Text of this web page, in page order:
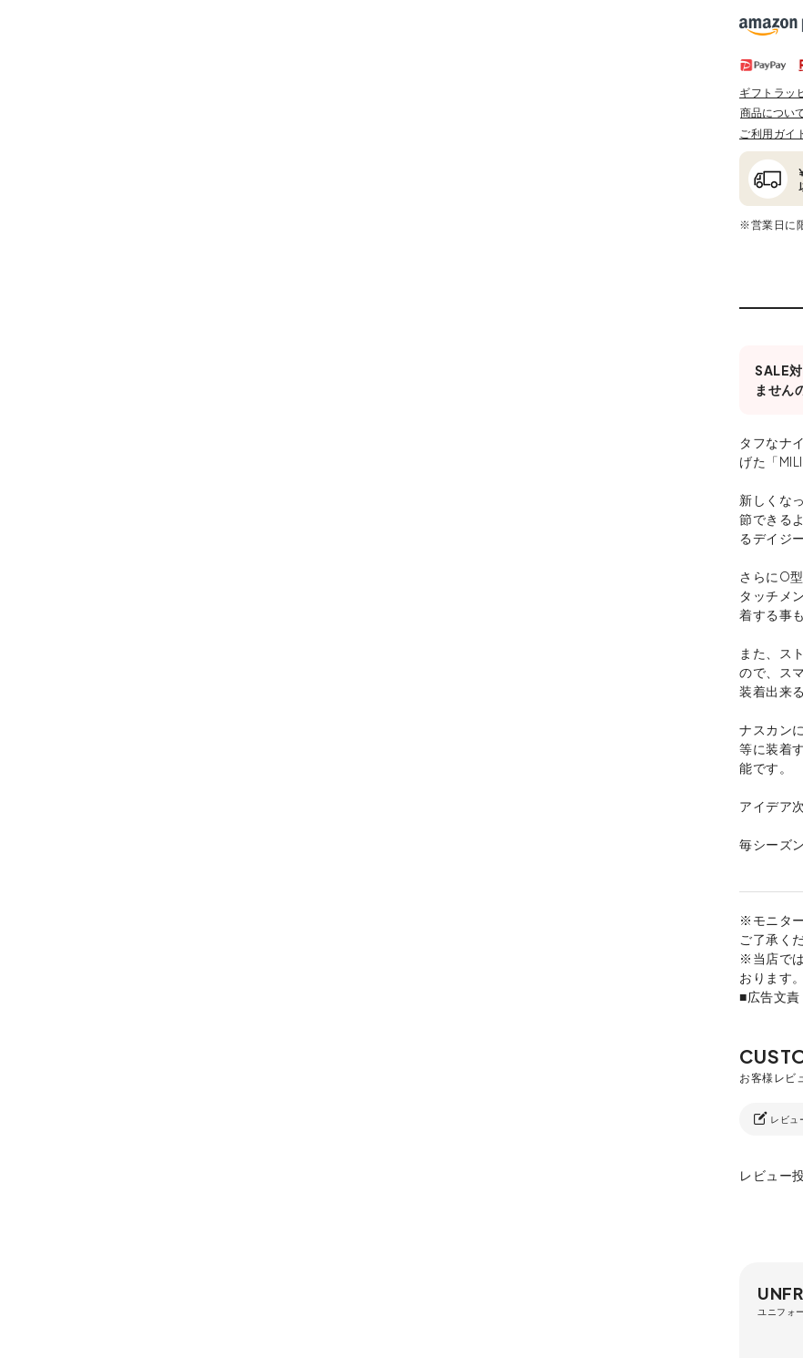
ギフトラッ
商品につい
ご利用ガイ
※営業日に
SALE
ません
タフなナ
げた「
新しくな
節できる
るデイジ
さらにO
タッチメ
着する事
また、ス
ので、ス
装着出来
ナスカン
等に装着
能です。
アイデア
毎シーズ
※モニタ
ご了承く
※当店で
おります。
■広告文責
レビュ
レビュー
ユニフォ